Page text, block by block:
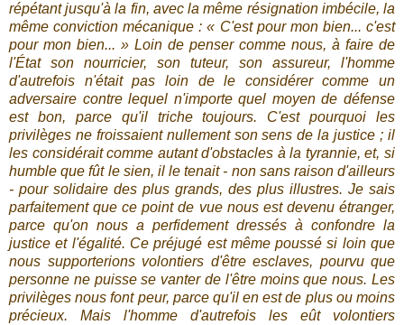
répétant jusqu'à la fin, avec la même résignation imbécile, la
même conviction mécanique : « C'est pour mon bien... c'est
pour mon bien... » Loin de penser comme nous, à faire de
l'État son nourricier, son tuteur, son assureur, l'homme
d'autrefois n'était pas loin de le considérer comme un
adversaire contre lequel n'importe quel moyen de défense
est bon, parce qu'il triche toujours. C'est pourquoi les
privilèges ne froissaient nullement son sens de la justice ; il
les considérait comme autant d'obstacles à la tyrannie, et, si
humble que fût le sien, il le tenait - non sans raison d'ailleurs
- pour solidaire des plus grands, des plus illustres. Je sais
parfaitement que ce point de vue nous est devenu étranger,
parce qu'on nous a perfidement dressés à confondre la
justice et l'égalité. Ce préjugé est même poussé si loin que
nous supporterions volontiers d'être esclaves, pourvu que
personne ne puisse se vanter de l'être moins que nous. Les
privilèges nous font peur, parce qu'il en est de plus ou moins
précieux. Mais l'homme d'autrefois les eût volontiers